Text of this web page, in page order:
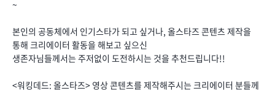
~
본인의 공동체에서 인기스타가 되고 싶거나, 올스타즈 콘텐츠 제작을
통해 크리에이터 활동을 해보고 싶으신
생존자님들께서는 주저없이 도전하시는 것을 추천드립니다!!
<워킹데드: 올스타즈> 영상 콘텐츠를 제작해주시는 크리에이터 분들께